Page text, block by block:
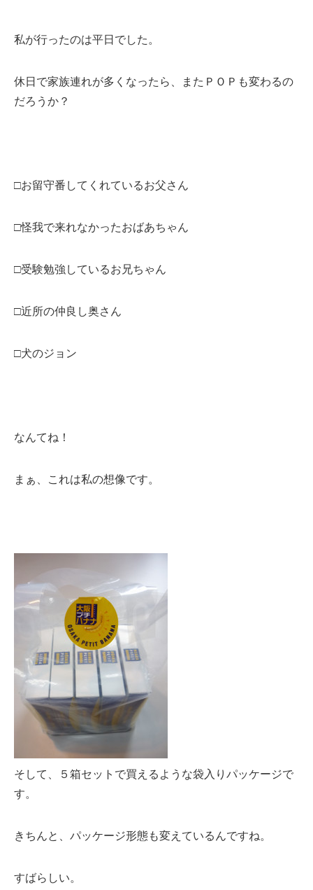
私が行ったのは平日でした。
休日で家族連れが多くなったら、またＰＯＰも変わるの
だろうか？
□お留守番してくれているお父さん
□怪我で来れなかったおばあちゃん
□受験勉強しているお兄ちゃん
□近所の仲良し奥さん
□犬のジョン
なんてね！
まぁ、これは私の想像です。
そして、５箱セットで買えるような袋入りパッケージで
す。
きちんと、パッケージ形態も変えているんですね。
すばらしい。